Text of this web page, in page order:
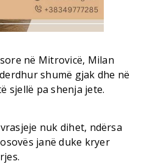
në Mitrovicë, Milan
shumë gjak dhe në
sjellë pa shenja jete.
nuk dihet, ndërsa
janë duke kryer